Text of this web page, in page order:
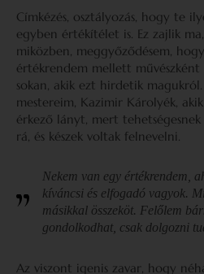
Címkézés, osztályozás, hogy te
egyben értékítélet is. Ez zajlik
miközben, meggyőződésem,
értékrendem mellett
sokan, akik ezt hirdetik
mestereim, Kazimir Károlyék,
érkező lányt, mert
rá, és készek voltak felnevelni.
Nekem van egy értékrendem,
kíváncsi és elfogadó vagyok.
másikkal összeköt. Felőlem
gondolkodhat, csak dolgozni
Az viszont igenis zavar, hogy